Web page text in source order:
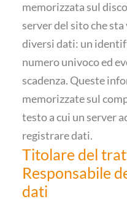
memorizzata sul
server del sito che
diversi dati: un
numero univoco ed
scadenza. Queste
memorizzate sul
testo a cui un server
registrare dati.
Titolare del
Responsabile
dati